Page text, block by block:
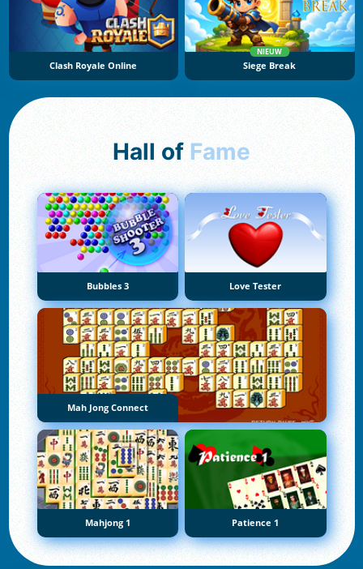
Clash Royale Online
NIEUW
Siege Break
Hall of Fame
Bubbles 3 Love Tester
Mah Jong Connect
Mahjong 1 Patience 1